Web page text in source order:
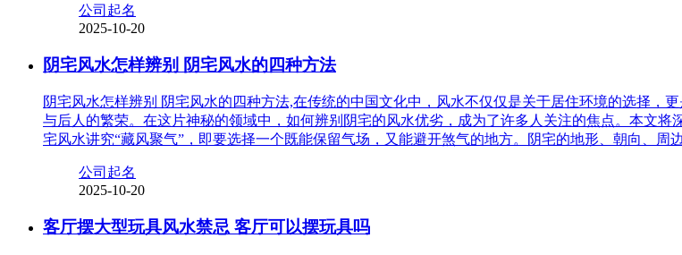
公司起名
2025-10-20
阴宅风水怎样辨别 阴宅风水的四种方法
阴宅风水怎样辨别 阴宅风水的四种方法,在传统的中国文化中，风水不仅仅是关于居住环境的选择，
与后人的繁荣。在这片神秘的领域中，如何辨别阴宅的风水优劣，成为了许多人关注的焦点。本文
宅风水讲究“藏风聚气”，即要选择一个既能保留气场，又能避开煞气的地方。阴宅的地形、朝向、周
公司起名
2025-10-20
客厅摆大型玩具风水禁忌 客厅可以摆玩具吗